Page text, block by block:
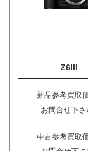
Z6III
新品参考買取
お問合せ下さ
中古参考買取